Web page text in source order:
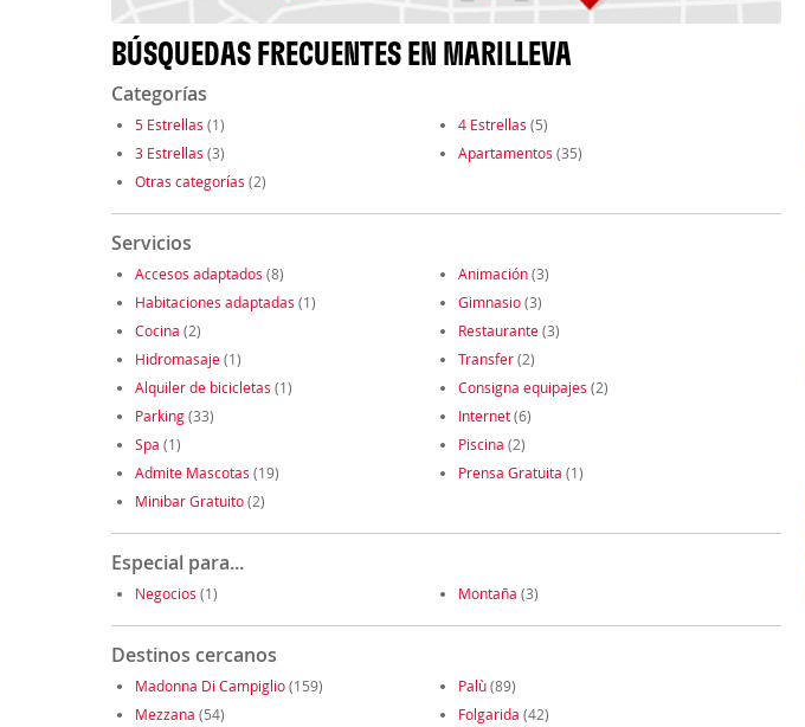
BÚSQUEDAS FRECUENTES EN MARILLEVA
Categorías
5 Estrellas (1) 4 Estrellas (5)
3 Estrellas (3) Apartamentos (35)
Otras categorías (2)
Servicios
Accesos adaptados (8) Animación(3)
Habitaciones adaptadas (1) Gimnasio(3)
Cocina (2) Restaurante(3)
Hidromasaje(1) Transfer(2)
Alquiler de bicicletas (1) Consigna equipajes (2)
Parking(33) Internet(6)
Spa (1) Piscina (2)
Admite Mascotas (19) Prensa Gratuita (1)
Minibar Gratuito(2)
Especial para...
Negocios (1) Montaña (3)
Destinos cercanos
Madonna Di Campiglio(159) Palù(89)
Mezzana (54) Folgarida (42)